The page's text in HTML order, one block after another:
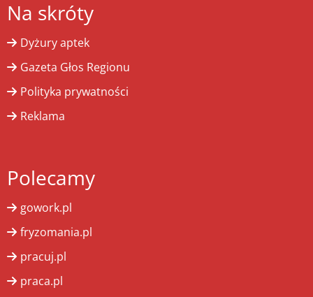
Na skróty
Dyżury aptek
Gazeta Głos Regionu
Polityka prywatności
Reklama
Polecamy
gowork.pl
fryzomania.pl
pracuj.pl
praca.pl